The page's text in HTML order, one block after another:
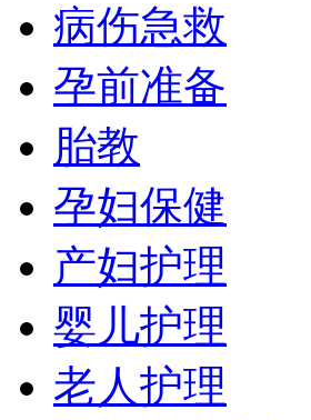
病伤急救
孕前准备
胎教
孕妇保健
产妇护理
婴儿护理
老人护理